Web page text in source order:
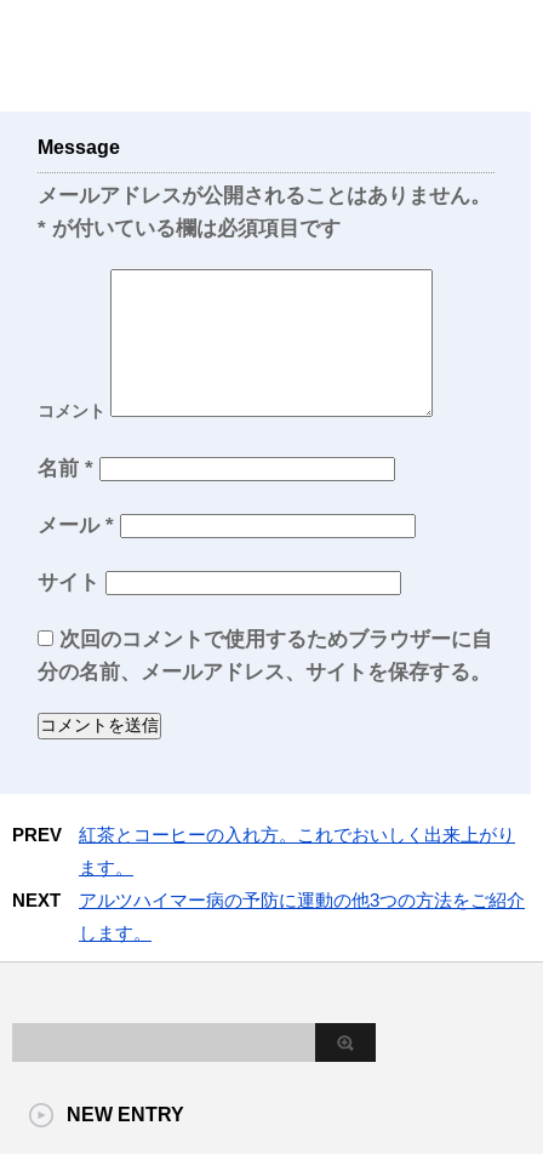
Message
メールアドレスが公開されることはありません。
* が付いている欄は必須項目です
コメント
名前 *
メール *
サイト
次回のコメントで使用するためブラウザーに自
分の名前、メールアドレス、サイトを保存する。
PREV
紅茶とコーヒーの入れ方。これでおいしく出来上がり
ます。
NEXT
アルツハイマー病の予防に運動の他3つの方法をご紹介
します。
NEW ENTRY